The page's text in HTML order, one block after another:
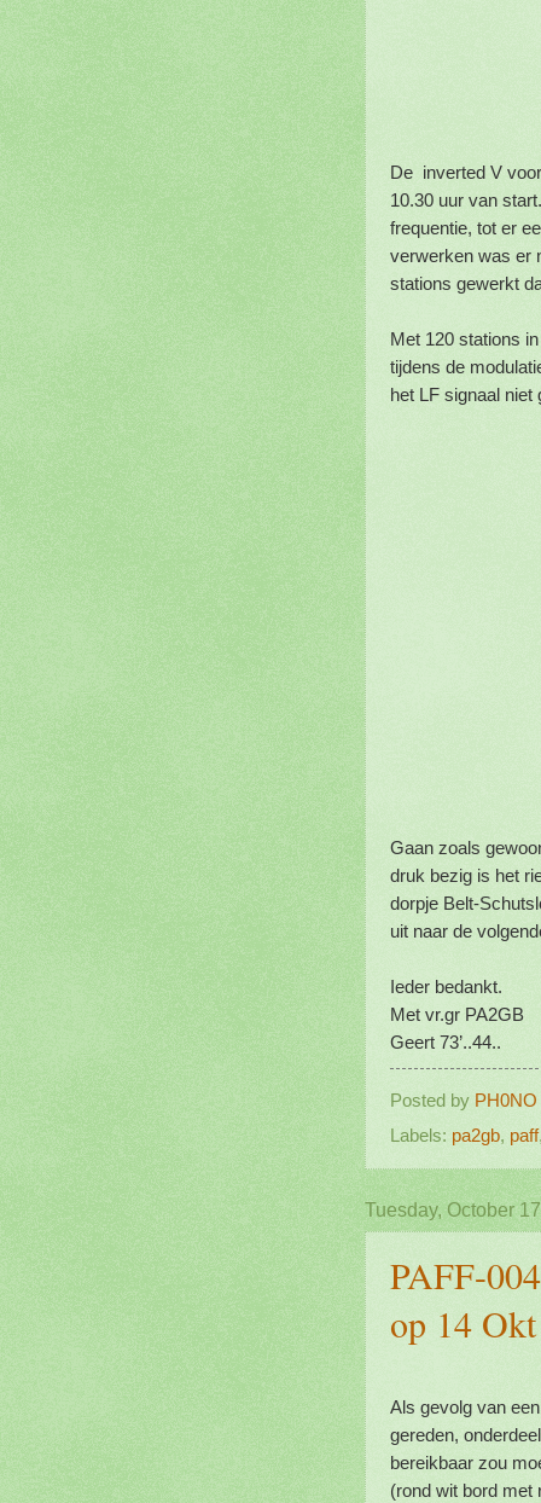
De inverted V
10.30 uur van
frequentie, tot er
verwerken was er
stations gewerkt
Met 120 stations
tijdens de
het LF signaal
Gaan zoals
druk bezig is het
dorpje Belt-
uit naar de
Ieder bedankt.
Met vr.gr PA2GB
Geert 73’..44..
Posted by PH0NO
Labels: pa2gb, paff
Tuesday, October
PAFF-
op 14
Als gevolg van
gereden,
bereikbaar zou
(rond wit bord met